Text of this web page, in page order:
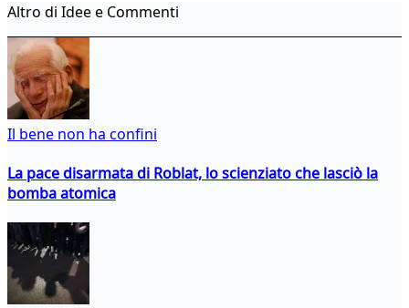
Altro di Idee e Commenti
Il bene non ha confini
La pace disarmata di Roblat, lo scienziato che lasciò la
bomba atomica